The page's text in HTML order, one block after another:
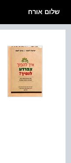
שלום אורח